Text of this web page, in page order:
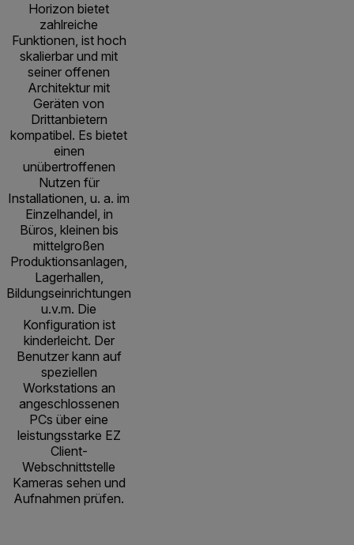
Horizon bietet
zahlreiche
Funktionen, ist hoch
skalierbar und mit
seiner offenen
Architektur mit
Geräten von
Drittanbietern
kompatibel. Es bietet
einen
unübertroffenen
Nutzen für
Installationen, u. a. im
Einzelhandel, in
Büros, kleinen bis
mittelgroßen
Produktionsanlagen,
Lagerhallen,
Bildungseinrichtungen
u.v.m. Die
Konfiguration ist
kinderleicht. Der
Benutzer kann auf
speziellen
Workstations an
angeschlossenen
PCs über eine
leistungsstarke EZ
Client-
Webschnittstelle
Kameras sehen und
Aufnahmen prüfen.